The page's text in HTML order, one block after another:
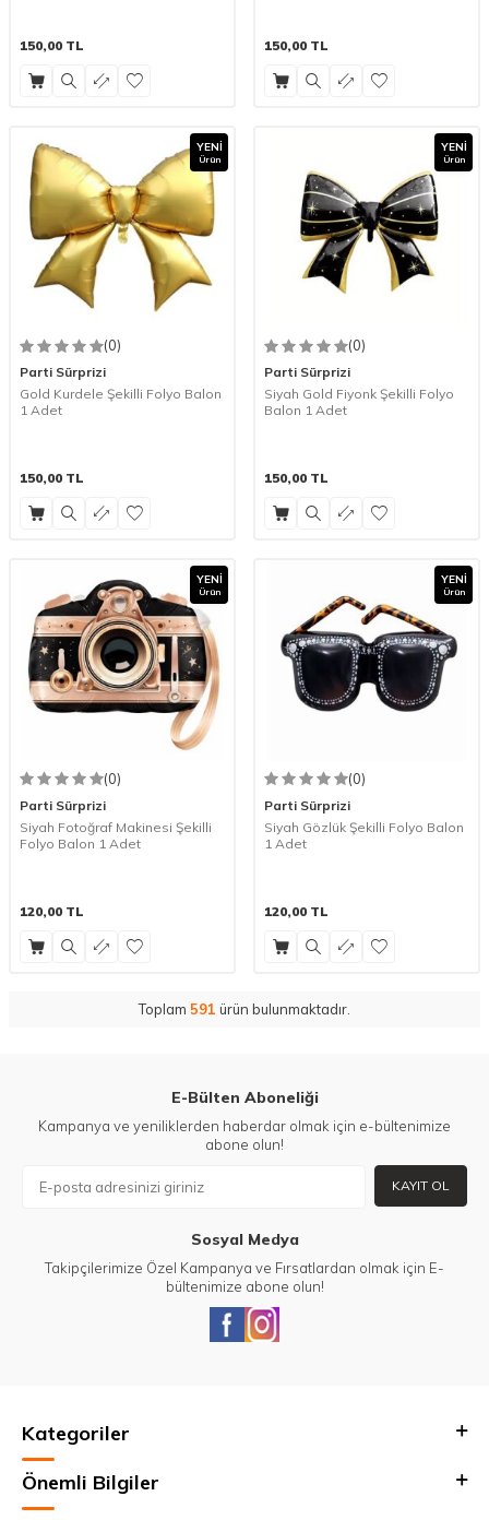
150,00 TL 150,00 TL
YENI
Ürün
(0)
Parti Sürprizi
Gold Kurdele Şekilli Folyo Balon
1 Adet
150,00 TL
YENI
Ürün
(0)
Parti Sürprizi
Siyah Gold Fiyonk Şekilli Folyo
Balon 1 Adet
150,00 TL
YENI
Ürün
(0)
Parti Sürprizi
Siyah Fotoğraf Makinesi Şekilli
Folyo Balon 1 Adet
120,00 TL
YENI
Ürün
(0)
Parti Sürprizi
Siyah Gözlük Şekilli Folyo Balon
1 Adet
120,00 TL
Toplam 591 ürün bulunmaktadır.
E-Bülten Aboneliği
Kampanya ve yeniliklerden haberdar olmak için e-bültenimize
abone olun!
KAYIT OL
Sosyal Medya
Takipçilerimize Özel Kampanya ve Fırsatlardan olmak için E-
bültenimize abone olun!
Kategoriler
Önemli Bilgiler